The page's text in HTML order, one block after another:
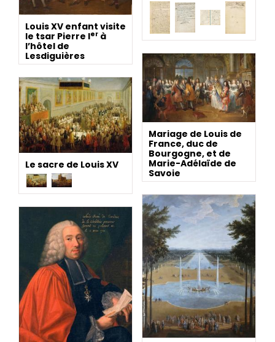
Louis XV enfant visite
le tsar Pierre Ier à
l’hôtel de
Lesdiguières
Mariage de Louis de
France, duc de
Bourgogne, et de
Marie-Adélaïde de
Savoie
Le sacre de Louis XV